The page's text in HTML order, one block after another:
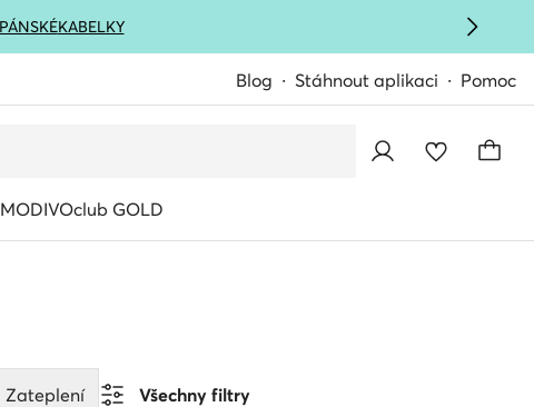
KABELKY
Blog Stáhnout aplikaci Pomoc
MODIVOclub GOLD
Zateplení Všechny filtry